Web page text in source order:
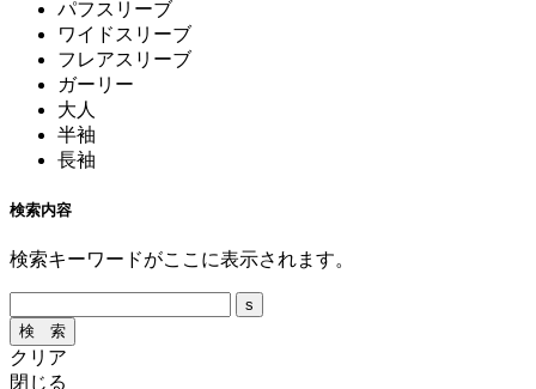
パフスリーブ
ワイドスリーブ
フレアスリーブ
ガーリー
大人
半袖
長袖
検索内容
検索キーワードがここに表示されます。
クリア
閉じる